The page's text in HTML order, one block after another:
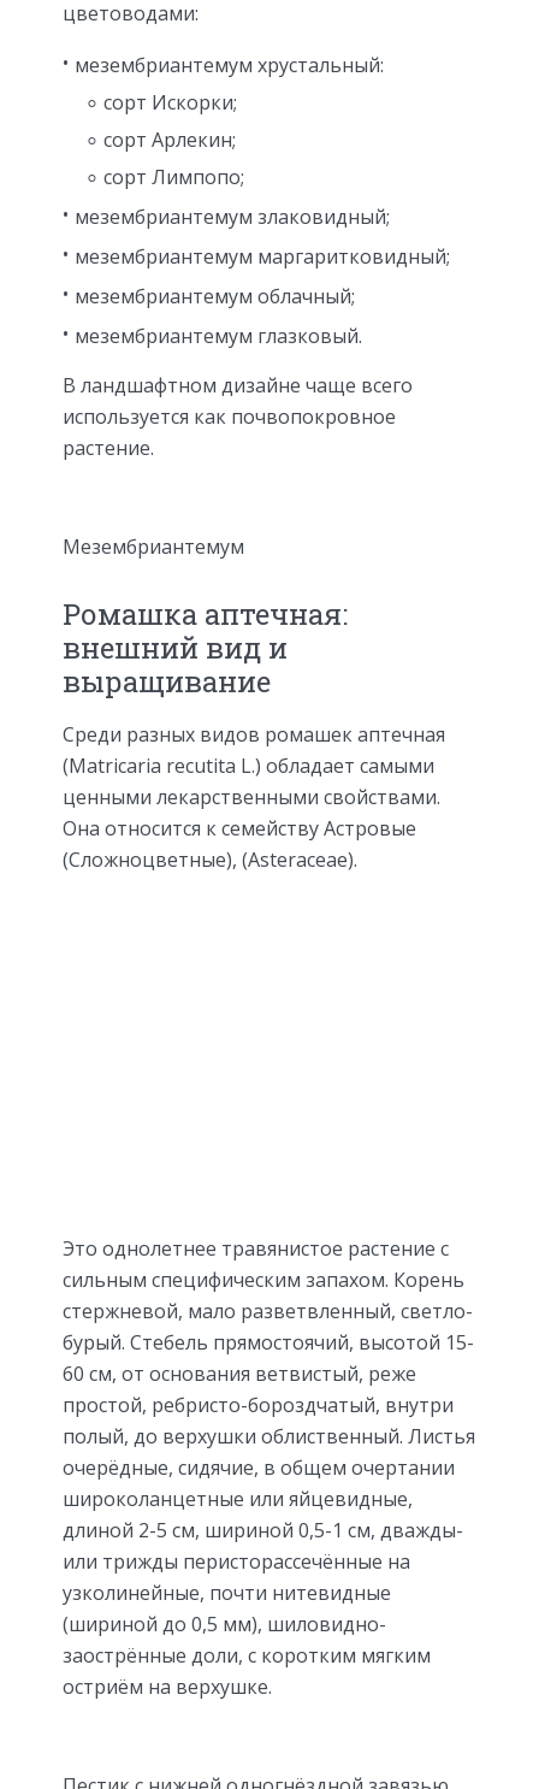
цветоводами:
мезембриантемум хрустальный:
сорт Искорки;
сорт Арлекин;
сорт Лимпопо;
мезембриантемум злаковидный;
мезембриантемум маргаритковидный;
мезембриантемум облачный;
мезембриантемум глазковый.
В ландшафтном дизайне чаще всего
используется как почвопокровное
растение.
Мезембриантемум
Ромашка аптечная:
внешний вид и
выращивание
Среди разных видов ромашек аптечная
(Matricaria recutita L.) обладает самыми
ценными лекарственными свойствами.
Она относится к семейству Астровые
(Сложноцветные), (Asteraceae).
Это однолетнее травянистое растение с
сильным специфическим запахом. Корень
стержневой, мало разветвленный, светло-
бурый. Стебель прямостоячий, высотой 15-
60 см, от основания ветвистый, реже
простой, ребристо-бороздчатый, внутри
полый, до верхушки облиственный. Листья
очерёдные, сидячие, в общем очертании
широколанцетные или яйцевидные,
длиной 2-5 см, шириной 0,5-1 см, дважды-
или трижды перисторассечённые на
узколинейные, почти нитевидные
(шириной до 0,5 мм), шиловидно-
заострённые доли, с коротким мягким
остриём на верхушке.